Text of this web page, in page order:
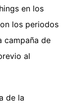
en los
los periodos
campaña de
al
de la